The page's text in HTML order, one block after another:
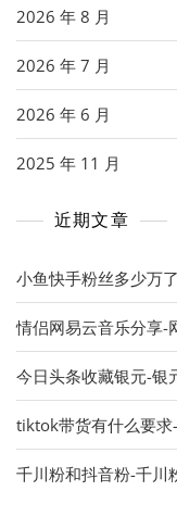
2026 年 8 月
2026 年 7 月
2026 年 6 月
2025 年 11 月
近期文章
小鱼快手粉丝多少万
情侣网易云音乐分享-
今日头条收藏银元-银
tiktok带货有什么要求
千川粉和抖音粉-千川